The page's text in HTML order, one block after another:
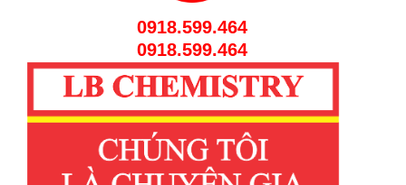
0918.599.464
0918.599.464